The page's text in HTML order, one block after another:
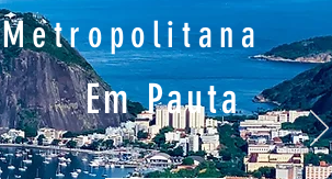
Metropolitana
Em Pauta